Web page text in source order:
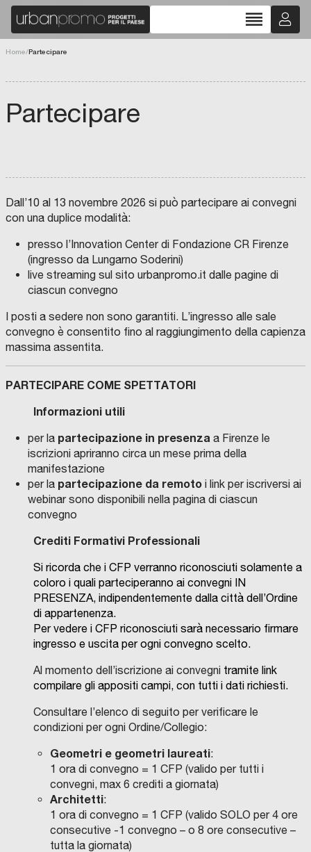
reorder
Home/Partecipare
Partecipare
Dall’10 al 13 novembre 2026 si può partecipare ai convegni
con una duplice modalità:
presso l’Innovation Center di Fondazione CR Firenze
(ingresso da Lungarno Soderini)
live streaming sul sito urbanpromo.it dalle pagine di
ciascun convegno
I posti a sedere non sono garantiti. L’ingresso alle sale
convegno è consentito fino al raggiungimento della capienza
massima assentita.
PARTECIPARE COME SPETTATORI
Informazioni utili
per la partecipazione in presenza a Firenze le
iscrizioni apriranno circa un mese prima della
manifestazione
per la partecipazione da remoto i link per iscriversi ai
webinar sono disponibili nella pagina di ciascun
convegno
Crediti Formativi Professionali
Si ricorda che i CFP verranno riconosciuti solamente a
coloro i quali parteciperanno ai convegni IN
PRESENZA, indipendentemente dalla città dell’Ordine
di appartenenza.
Per vedere i CFP riconosciuti sarà necessario firmare
ingresso e uscita per ogni convegno scelto.
Al momento dell’iscrizione ai convegni tramite link
compilare gli appositi campi, con tutti i dati richiesti.
Consultare l’elenco di seguito per verificare le
condizioni per ogni Ordine/Collegio:
Geometri e geometri laureati:
1 ora di convegno = 1 CFP (valido per tutti i
convegni, max 6 crediti a giornata)
Architetti:
1 ora di convegno = 1 CFP (valido SOLO per 4 ore
consecutive -1 convegno – o 8 ore consecutive –
tutta la giornata)